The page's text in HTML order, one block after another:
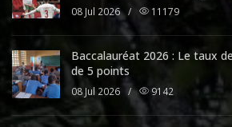
08 Jul 2026 / 11179
Baccalauréat 2026 : Le taux
de 5 points
08 Jul 2026 / 9142